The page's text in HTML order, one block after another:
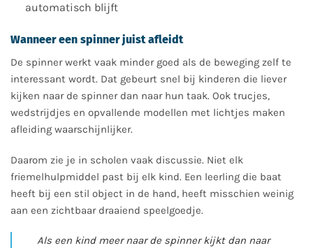
automatisch blijft
Wanneer een spinner juist afleidt
De spinner werkt vaak minder goed als de beweging zelf te
interessant wordt. Dat gebeurt snel bij kinderen die liever
kijken naar de spinner dan naar hun taak. Ook trucjes,
wedstrijdjes en opvallende modellen met lichtjes maken
afleiding waarschijnlijker.
Daarom zie je in scholen vaak discussie. Niet elk
friemelhulpmiddel past bij elk kind. Een leerling die baat
heeft bij een stil object in de hand, heeft misschien weinig
aan een zichtbaar draaiend speelgoedje.
Als een kind meer naar de spinner kijkt dan naar